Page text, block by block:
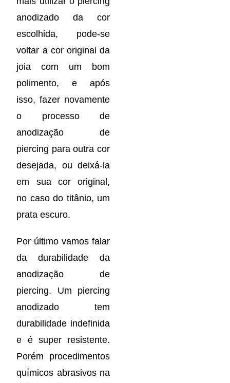
anodizado da cor
escolhida, pode-se
voltar a cor original da
joia com um bom
polimento, e após
isso, fazer novamente
o processo de
anodização de
piercing para outra cor
desejada, ou deixá-la
em sua cor original,
no caso do titânio, um
prata escuro.
Por último vamos falar
da durabilidade da
anodização de
piercing. Um piercing
anodizado tem
durabilidade indefinida
e é super resistente.
Porém procedimentos
químicos abrasivos na